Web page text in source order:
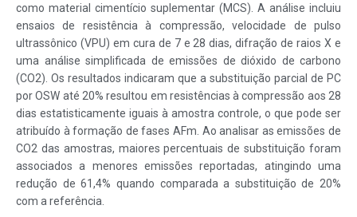
como material cimentício suplementar (MCS). A análise incluiu
ensaios de resistência à compressão, velocidade de pulso
ultrassônico (VPU) em cura de 7 e 28 dias, difração de raios X e
uma análise simplificada de emissões de dióxido de carbono
(CO2). Os resultados indicaram que a substituição parcial de PC
por OSW até 20% resultou em resistências à compressão aos 28
dias estatisticamente iguais à amostra controle, o que pode ser
atribuído à formação de fases AFm. Ao analisar as emissões de
CO2 das amostras, maiores percentuais de substituição foram
associados a menores emissões reportadas, atingindo uma
redução de 61,4% quando comparada a substituição de 20%
com a referência.